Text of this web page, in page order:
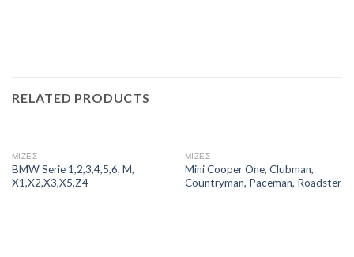
RELATED PRODUCTS
ΜΙΖΕΣ
BMW Serie 1,2,3,4,5,6, M,
X1,X2,X3,X5,Z4
ΜΙΖΕΣ
Mini Cooper One, Clubman,
Countryman, Paceman, Roadster